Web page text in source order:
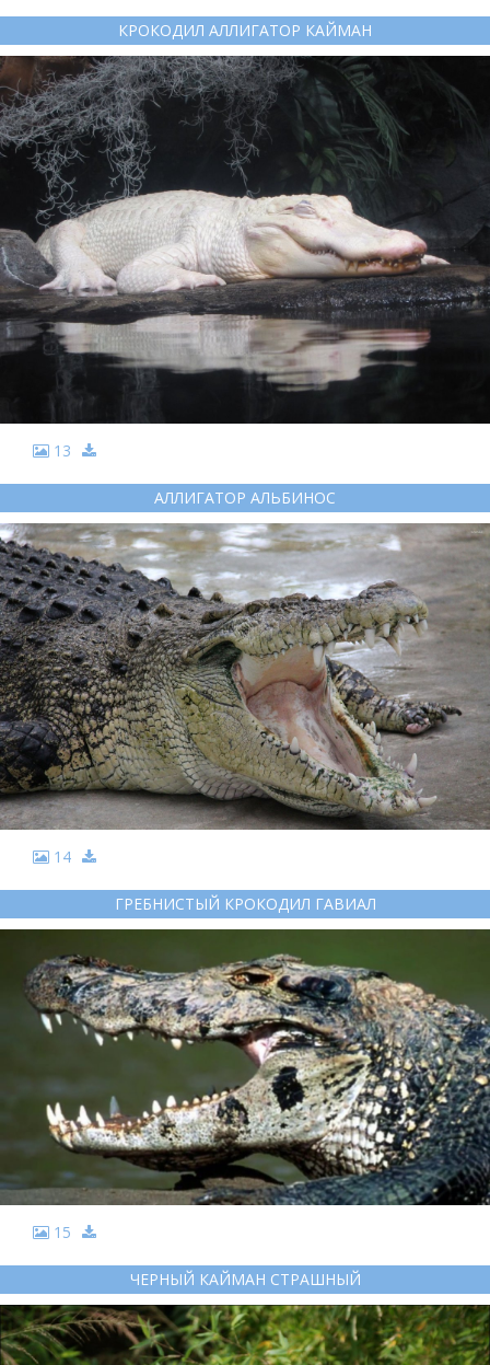
КРОКОДИЛ АЛЛИГАТОР КАЙМАН
13
АЛЛИГАТОР АЛЬБИНОС
14
ГРЕБНИСТЫЙ КРОКОДИЛ ГАВИАЛ
15
ЧЕРНЫЙ КАЙМАН СТРАШНЫЙ